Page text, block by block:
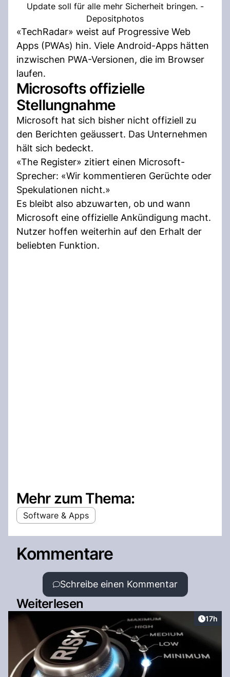
Update soll für alle mehr Sicherheit bringen. -
Depositphotos
«TechRadar» weist auf Progressive Web
Apps (PWAs) hin. Viele Android-Apps hätten
inzwischen PWA-Versionen, die im Browser
laufen.
Microsofts offizielle
Stellungnahme
Microsoft hat sich bisher nicht offiziell zu
den Berichten geäussert. Das Unternehmen
hält sich bedeckt.
«The Register» zitiert einen Microsoft-
Sprecher: «Wir kommentieren Gerüchte oder
Spekulationen nicht.»
Es bleibt also abzuwarten, ob und wann
Microsoft eine offizielle Ankündigung macht.
Nutzer hoffen weiterhin auf den Erhalt der
beliebten Funktion.
Mehr zum Thema:
Software & Apps
Kommentare
Schreibe einen Kommentar
Weiterlesen
Artikel
17h